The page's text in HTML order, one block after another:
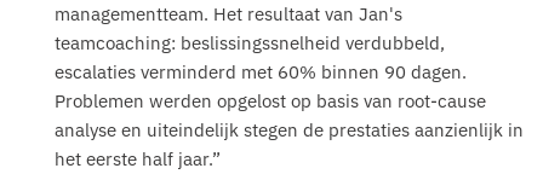
managementteam. Het resultaat van Jan's
teamcoaching: beslissingssnelheid verdubbeld,
escalaties verminderd met 60% binnen 90 dagen.
Problemen werden opgelost op basis van root-cause
analyse en uiteindelijk stegen de prestaties aanzienlijk in
het eerste half jaar.”